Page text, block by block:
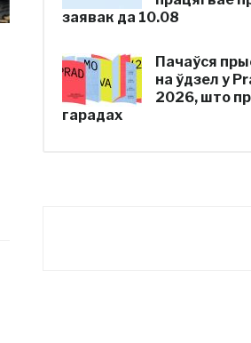
заявак да 10.08
Пачаўся
на ўдзел у
2026, што
гарадах